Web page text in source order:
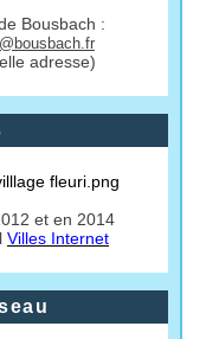
Bousbach :
adresse)
et en 2014
Villes Internet